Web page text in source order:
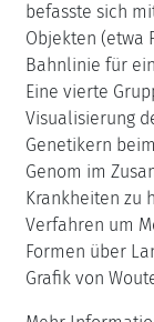
befasste sich
Objekten (etwa
Bahnlinie für
Eine vierte
Visualisierung
Genetikern
Genom im
Krankheiten zu
Verfahren um
Formen über
Grafik von